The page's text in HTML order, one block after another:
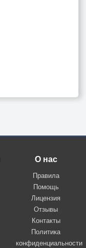
О нас
Правила
Помощь
Лицензия
Отзывы
Контакты
Политика
конфиденциальности